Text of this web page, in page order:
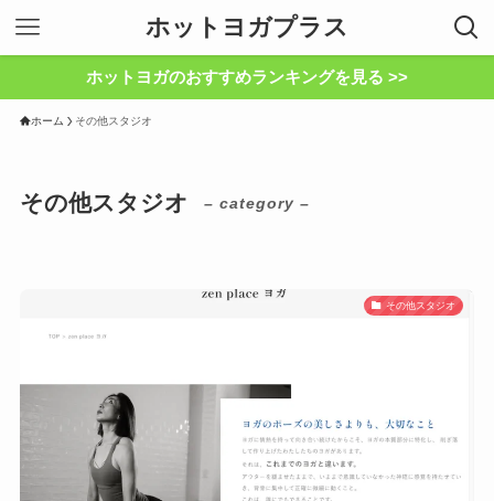
ホットヨガプラス
ホットヨガのおすすめランキングを見る >>
ホーム その他スタジオ
その他スタジオ – category –
その他スタジオ